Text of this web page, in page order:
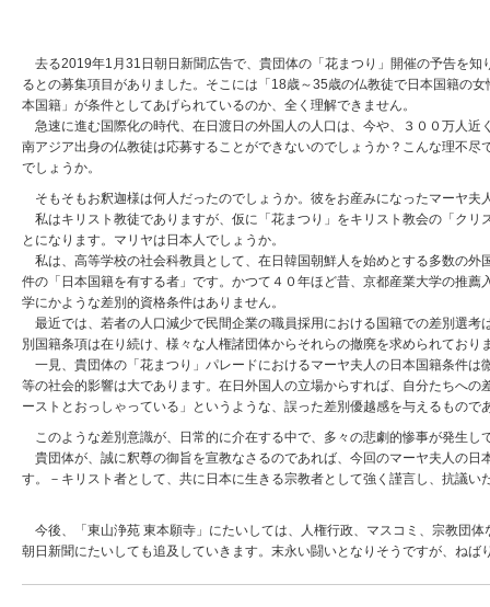
去る2019年1月31日朝日新聞広告で、貴団体の「花まつり」開催の予告を
るとの募集項目がありました。そこには「18歳～35歳の仏教徒で日本国籍の
本国籍」が条件としてあげられているのか、全く理解できません。
急速に進む国際化の時代、在日渡日の外国人の人口は、今や、３００万人
南アジア出身の仏教徒は応募することができないのでしょうか？こんな理不
でしょうか。
そもそもお釈迦様は何人だったのでしょうか。彼をお産みになったマーヤ夫
私はキリスト教徒でありますが、仮に「花まつり」をキリスト教会の「ク
とになります。マリヤは日本人でしょうか。
私は、高等学校の社会科教員として、在日韓国朝鮮人を始めとする多数の
件の「日本国籍を有する者」です。かつて４０年ほど昔、京都産業大学の推
学にかような差別的資格条件はありません。
最近では、若者の人口減少で民間企業の職員採用における国籍での差別選
別国籍条項は在り続け、様々な人権諸団体からそれらの撤廃を求められており
一見、貴団体の「花まつり」パレードにおけるマーヤ夫人の日本国籍条件
等の社会的影響は大であります。在日外国人の立場からすれば、自分たちへ
ーストとおっしゃっている」というような、誤った差別優越感を与えるもので
このような差別意識が、日常的に介在する中で、多々の悲劇的惨事が発生
貴団体が、誠に釈尊の御旨を宣教なさるのであれば、今回のマーヤ夫人の
す。－キリスト者として、共に日本に生きる宗教者として強く謹言し、抗議い
今後、「東山浄苑 東本願寺」にたいしては、人権行政、マスコミ、宗教団
朝日新聞にたいしても追及していきます。末永い闘いとなりそうですが、ね